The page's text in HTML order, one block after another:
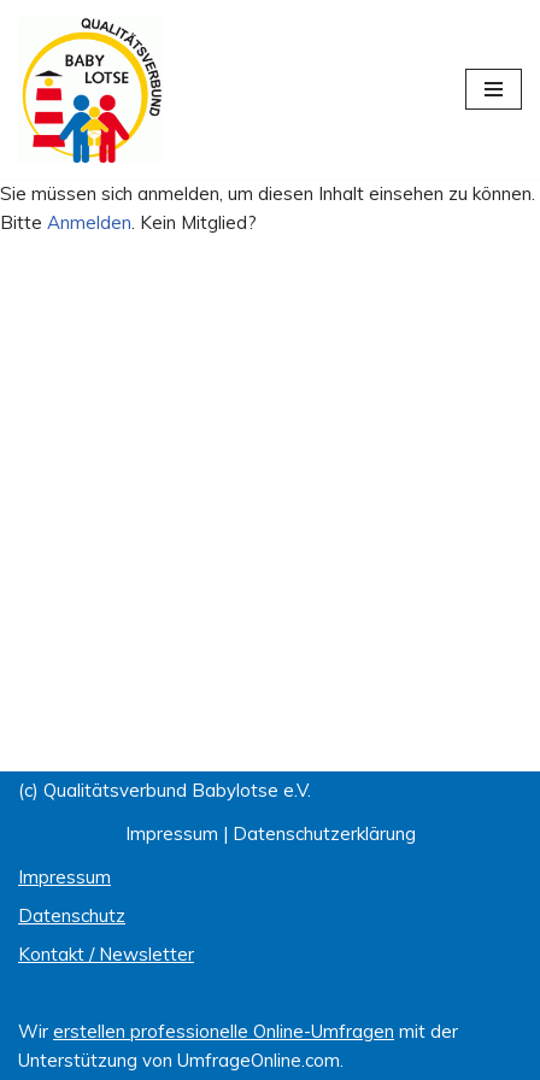
Zum
Inhalt
springen
Sie müssen sich anmelden, um diesen Inhalt einsehen zu können.
Bitte Anmelden. Kein Mitglied?
(c) Qualitätsverbund Babylotse e.V.
Impressum | Datenschutzerklärung
Impressum
Datenschutz
Kontakt / Newsletter
Wir erstellen professionelle Online-Umfragen mit der
Unterstützung von UmfrageOnline.com.